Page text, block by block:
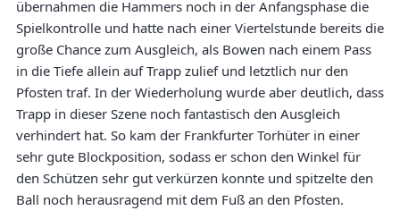
übernahmen die Hammers noch in der Anfangsphase die
Spielkontrolle und hatte nach einer Viertelstunde bereits die
große Chance zum Ausgleich, als Bowen nach einem Pass
in die Tiefe allein auf Trapp zulief und letztlich nur den
Pfosten traf. In der Wiederholung wurde aber deutlich, dass
Trapp in dieser Szene noch fantastisch den Ausgleich
verhindert hat. So kam der Frankfurter Torhüter in einer
sehr gute Blockposition, sodass er schon den Winkel für
den Schützen sehr gut verkürzen konnte und spitzelte den
Ball noch herausragend mit dem Fuß an den Pfosten.